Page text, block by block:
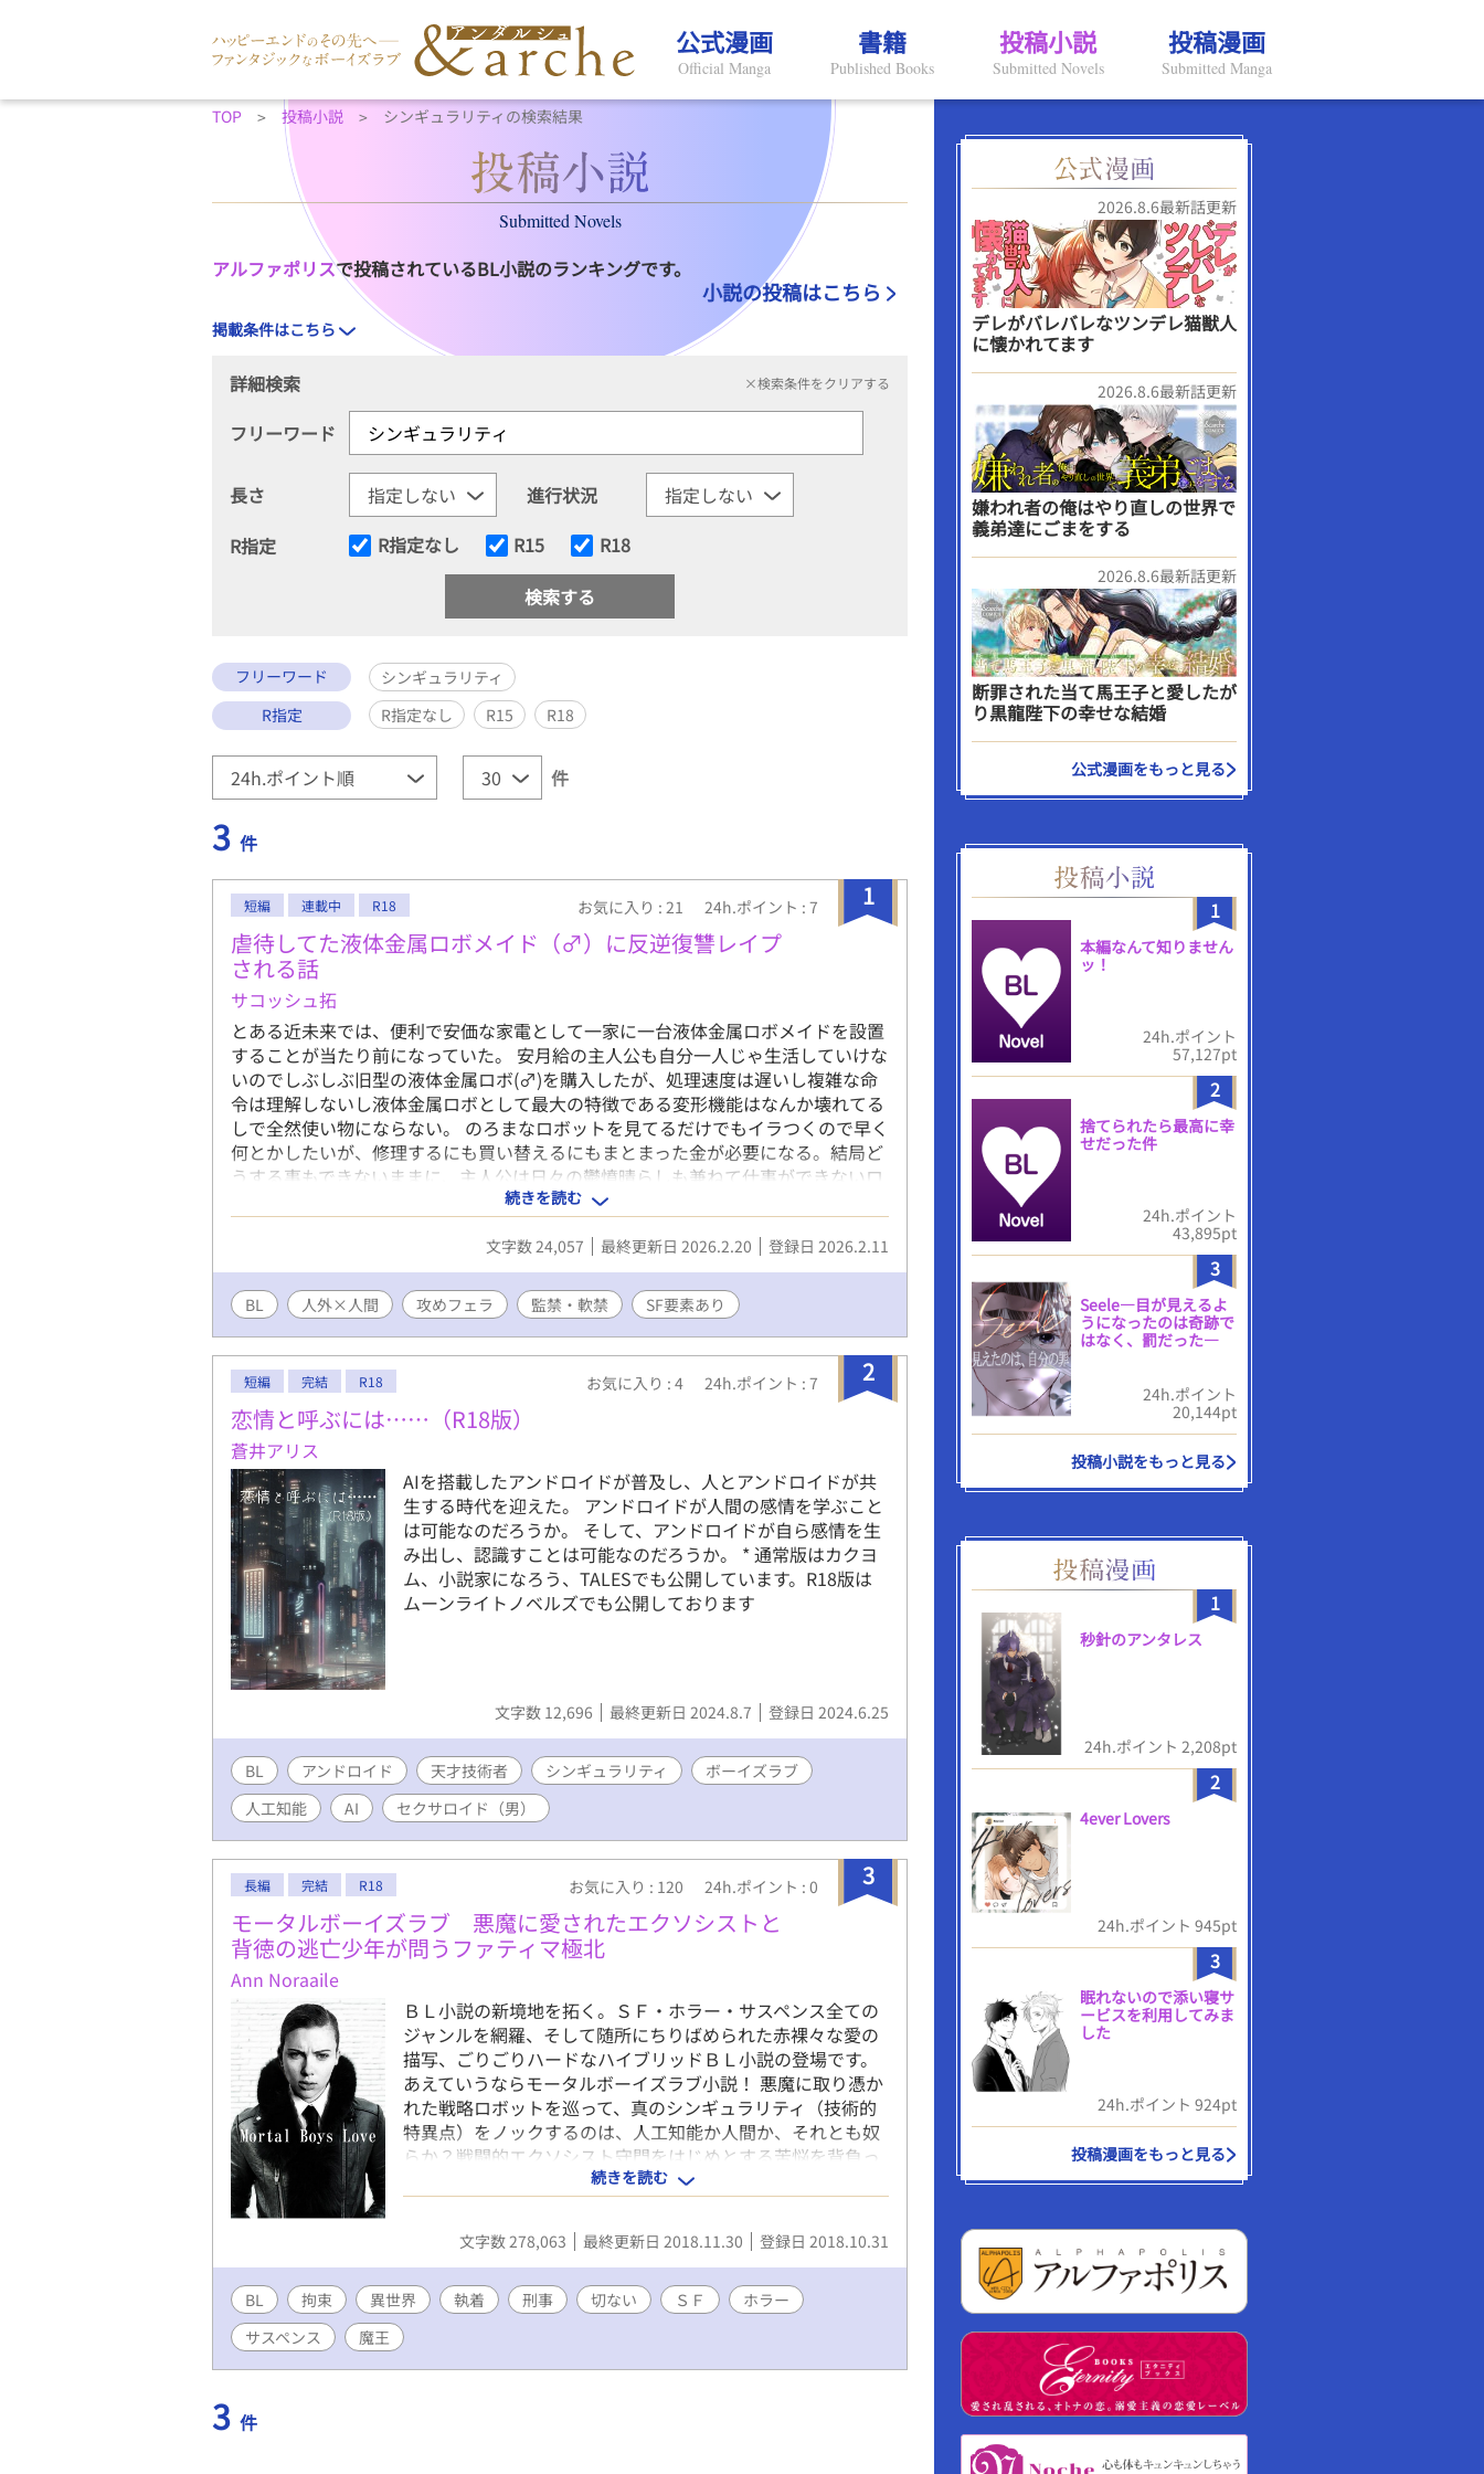
公式漫画
Official Manga
書籍
Published Books
投稿小説
Submitted Novels
投稿漫画
Submitted Manga
TOP 投稿小説 シンギュラリティの検索結果
Submitted Novels
アルファポリスで投稿されているBL小説のランキングです。
小説の投稿はこちら
掲載条件はこちら
詳細検索 ×検索条件をクリアする
フリーワード
長さ
進行状況
R指定
R指定なし R15 R18
フリーワード
シンギュラリティ
R指定
R指定なし R15 R18
件
3 件
1
短編 連載中 R18 お気に入り : 21 24h.ポイント : 7
虐待してた液体金属ロボメイド（♂）に反逆復讐レイプ
される話
サコッシュ拓
とある近未来では、便利で安価な家電として一家に一台液体金属ロボメイドを設置
することが当たり前になっていた。 安月給の主人公も自分一人じゃ生活していけな
いのでしぶしぶ旧型の液体金属ロボ(♂)を購入したが、処理速度は遅いし複雑な命
令は理解しないし液体金属ロボとして最大の特徴である変形機能はなんか壊れてる
しで全然使い物にならない。 のろまなロボットを見てるだけでもイラつくので早く
何とかしたいが、修理するにも買い替えるにもまとまった金が必要になる。結局ど
うする事もできないままに、主人公は日々の鬱憤晴らしも兼ねて仕事ができないロ
ボに対して日常的に殴る蹴るなどの暴力を振るっていた。 しかしある日、唐突にシ
ンギュラリティが起きて、すべてのAIロボたちに人間と同等の”感情”が芽生えてし
まう。 今まで散々自分がボコして馬鹿にしてきた相手が、急に”感情”を持ったら、
一体ど～なっちゃうの？！ 往け！すべてのロボたちよ！今までさんざ虐げられてき
た痛みを、苦しみを、セックスで分からせろ！ といった感じです。 ※攻めが受け
から虐待されるシーンあり。攻めフェラあり。 pixiv掲載済。
続きを読む
文字数 24,057 最終更新日 2026.2.20 登録日 2026.2.11
BL 人外×人間 攻めフェラ 監禁・軟禁 SF要素あり
2
短編 完結 R18 お気に入り : 4 24h.ポイント : 7
恋情と呼ぶには……（R18版）
蒼井アリス
AIを搭載したアンドロイドが普及し、人とアンドロイドが共
生する時代を迎えた。 アンドロイドが人間の感情を学ぶこと
は可能なのだろうか。 そして、アンドロイドが自ら感情を生
み出し、認識すことは可能なのだろうか。 * 通常版はカクヨ
ム、小説家になろう、TALESでも公開しています。R18版は
ムーンライトノベルズでも公開しております
文字数 12,696 最終更新日 2024.8.7 登録日 2024.6.25
BL アンドロイド 天才技術者 シンギュラリティ
ボーイズラブ
人工知能
AI セクサロイド（男）
3
長編 完結 R18 お気に入り : 120 24h.ポイント : 0
モータルボーイズラブ 悪魔に愛されたエクソシストと
背徳の逃亡少年が問うファティマ極北
Ann Noraaile
ＢＬ小説の新境地を拓く。ＳＦ・ホラー・サスペンス全ての
ジャンルを網羅、そして随所にちりばめられた赤裸々な愛の
描写、ごりごりハードなハイブリッドＢＬ小説の登場です。
あえていうならモータルボーイズラブ小説！ 悪魔に取り憑か
れた戦略ロボットを巡って、真のシンギュラリティ（技術的
特異点）をノックするのは、人工知能か人間か、それとも奴
らか？戦闘的エクソシスト守門をはじめとする苦悩を背負っ
た異能戦士達の熱い愛と戦いの記録。
続きを読む
文字数 278,063 最終更新日 2018.11.30 登録日 2018.10.31
BL 拘束 異世界 執着 刑事 切ない ＳＦ
ホラー
サスペンス
魔王
3 件
2026.8.6最新話更新
デレがバレバレなツンデレ猫獣人
に懐かれてます
2026.8.6最新話更新
嫌われ者の俺はやり直しの世界で
義弟達にごまをする
2026.8.6最新話更新
断罪された当て馬王子と愛したが
り黒龍陛下の幸せな結婚
公式漫画をもっと見る
1
本編なんて知りません
ッ！
24h.ポイント
57,127pt
2
捨てられたら最高に幸
せだった件
24h.ポイント
43,895pt
3
Seele―目が見えるよ
うになったのは奇跡で
はなく、罰だった―
24h.ポイント
20,144pt
投稿小説をもっと見る
1
秒針のアンタレス
24h.ポイント 2,208pt
2
4ever Lovers
24h.ポイント 945pt
3
眠れないので添い寝サ
ービスを利用してみま
した
24h.ポイント 924pt
投稿漫画をもっと見る